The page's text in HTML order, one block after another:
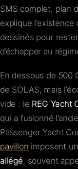
SMS complet, plan
explique
dessinés pour rester
d’échapper au
En dessous de 500
de SOLAS, mais
vide : le REG Yacht
qui a fusionné
Passenger Yacht
pavillon imposent un
allégé, souvent